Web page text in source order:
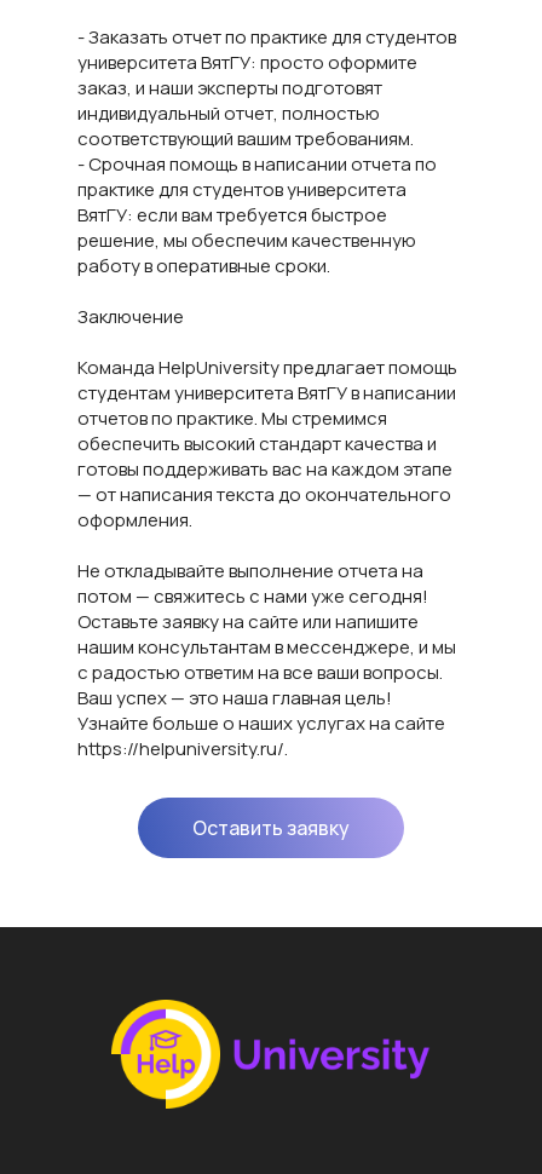
- Заказать отчет по практике для студентов
университета ВятГУ: просто оформите
заказ, и наши эксперты подготовят
индивидуальный отчет, полностью
соответствующий вашим требованиям.
- Срочная помощь в написании отчета по
практике для студентов университета
ВятГУ: если вам требуется быстрое
решение, мы обеспечим качественную
работу в оперативные сроки.
Заключение
Команда HelpUniversity предлагает помощь
студентам университета ВятГУ в написании
отчетов по практике. Мы стремимся
обеспечить высокий стандарт качества и
готовы поддерживать вас на каждом этапе
— от написания текста до окончательного
оформления.
Не откладывайте выполнение отчета на
потом — свяжитесь с нами уже сегодня!
Оставьте заявку на сайте или напишите
нашим консультантам в мессенджере, и мы
с радостью ответим на все ваши вопросы.
Ваш успех — это наша главная цель!
Узнайте больше о наших услугах на сайте
https://helpuniversity.ru/.
Оставить заявку